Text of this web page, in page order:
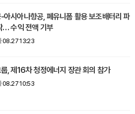
아시아나항공, 폐유니폼 활용 보조배터리 파
… 수익 전액 기부
08.27 13:23
, 제16차 청정에너지 장관 회의 참가
08.27 10:53